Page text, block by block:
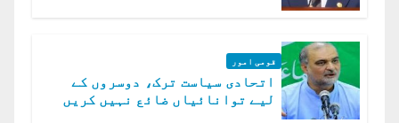
قومی امور
اتحادی سیاست ترک، دوسروں کے
لیے توانائیاں ضائع نہیں کریں